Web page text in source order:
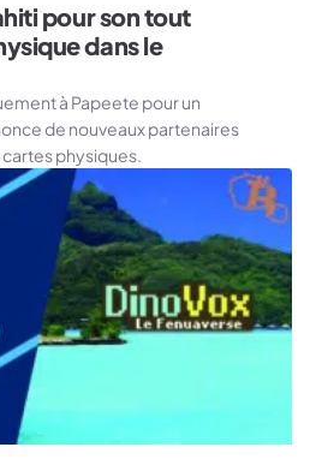
pour son tout
dans le
à Papeete pour un
de nouveaux partenaires
physiques.